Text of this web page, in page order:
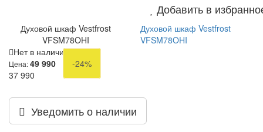
Добавить в
Духовой шкаф Vestfrost
VFSM78OHI
Духовой шкаф Vestfrost
VFSM78OHI
Нет в наличии
Цена:49 990
-24%
37 990
Уведомить о наличии